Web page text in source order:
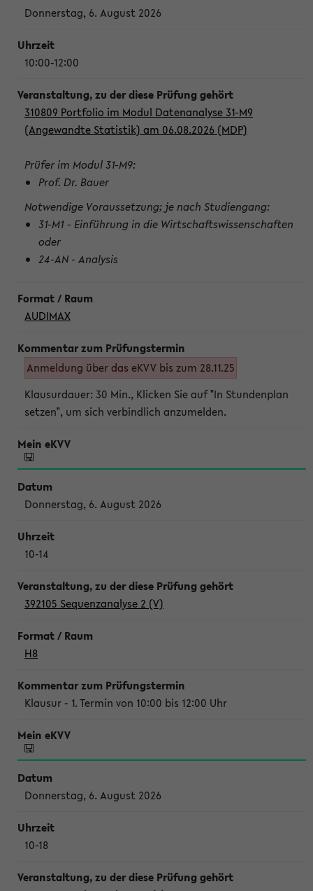
Donnerstag, 6. August 2026
10:00-12:00
310809 Portfolio im Modul Datenanalyse 31-M9
(Angewandte Statistik) am 06.08.2026 (MDP)
Prüfer im Modul 31-M9:
Prof. Dr. Bauer
Notwendige Voraussetzung; je nach Studiengang:
31-M1 - Einführung in die Wirtschaftswissenschaften
oder
24-AN - Analysis
AUDIMAX
Anmeldung über das eKVV bis zum 28.11.25
Klausurdauer: 30 Min., Klicken Sie auf "In Stundenplan
setzen", um sich verbindlich anzumelden.
Donnerstag, 6. August 2026
10-14
392105 Sequenzanalyse 2 (V)
H8
Klausur - 1. Termin von 10:00 bis 12:00 Uhr
Donnerstag, 6. August 2026
10-18